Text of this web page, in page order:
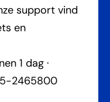
support vind
en
1 dag ·
2465800